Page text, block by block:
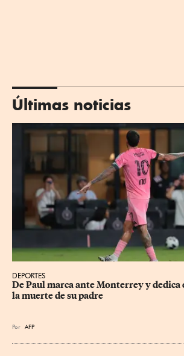
Últimas noticias
DEPORTES
De Paul marca ante Monterrey y dedica
la muerte de su padre
Por AFP